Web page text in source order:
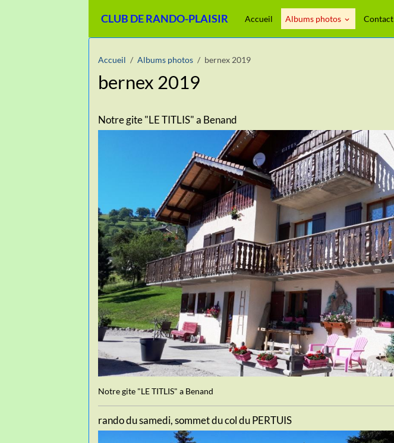
CLUB DE RANDO-PLAISIR Accueil Albums photos Contact
Accueil Albums photos bernex 2019
bernex 2019
Notre gite "LE TITLIS" a Benand
Notre gite "LE TITLIS" a Benand
rando du samedi, sommet du col du PERTUIS